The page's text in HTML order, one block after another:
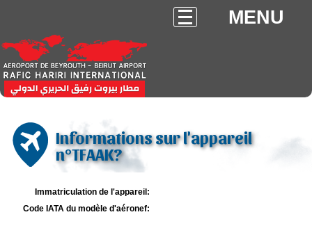
MENU
Informations sur l'appareil
n°TFAAK?
Immatriculation de l'appareil:
Code IATA du modèle d'aéronef: